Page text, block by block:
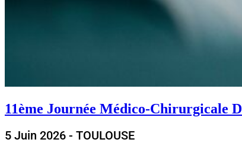
11ème Journée Médico-Chirurgicale
5 Juin 2026 - TOULOUSE